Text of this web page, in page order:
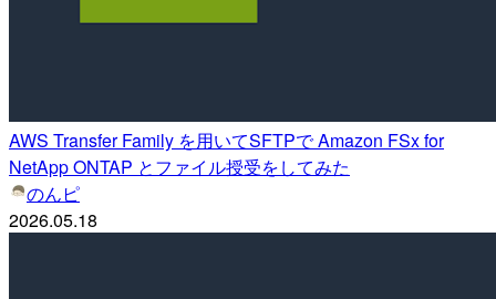
AWS Transfer Family を用いてSFTPで Amazon FSx for
NetApp ONTAP とファイル授受をしてみた
のんピ
2026.05.18